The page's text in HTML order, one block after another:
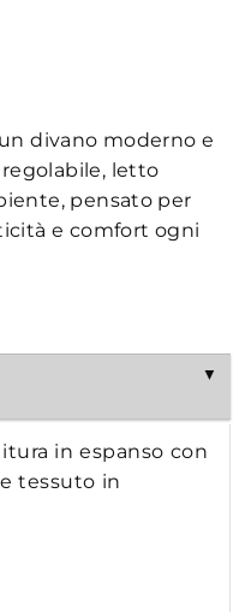
divano moderno e
letto
pensato per
e comfort ogni
in espanso con
tessuto in